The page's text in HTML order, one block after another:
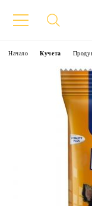
Начало Кучета